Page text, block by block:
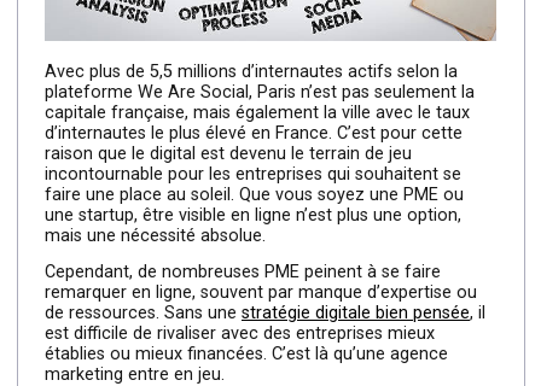
Avec plus de 5,5 millions d’internautes actifs selon la
plateforme We Are Social, Paris n’est pas seulement la
capitale française, mais également la ville avec le taux
d’internautes le plus élevé en France. C’est pour cette
raison que le digital est devenu le terrain de jeu
incontournable pour les entreprises qui souhaitent se
faire une place au soleil. Que vous soyez une PME ou
une startup, être visible en ligne n’est plus une option,
mais une nécessité absolue.